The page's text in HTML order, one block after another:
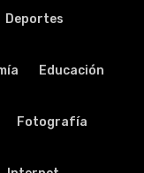
Deportes
Educación
Fotografía